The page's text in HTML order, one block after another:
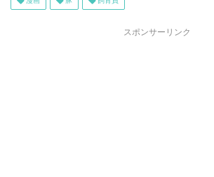
スポンサーリンク